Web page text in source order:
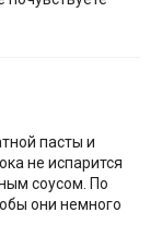
пасты и
не испарится
соусом. По
они немного